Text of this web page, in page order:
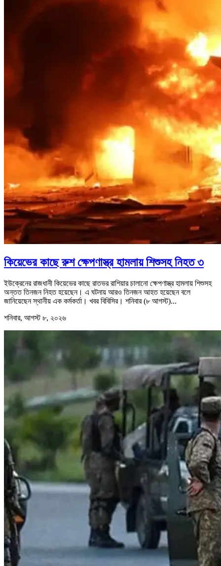
কিয়েভের কাছে রুশ ক্ষেপণাস্ত্র হামলায় শিশুসহ নিহত ৩
ইউক্রেনের রাজধানী কিয়েভের কাছে রাতভর রাশিয়ার চালানো ক্ষেপণাস্ত্র হামলায় শিশুসহ
অন্তত তিনজন নিহত হয়েছেন। এ ঘটনায় আরও তিনজন আহত হয়েছেন বলে
জানিয়েছেন স্থানীয় এক কর্মকর্তা। খবর বিবিসির। শনিবার (৮ আগস্ট)...
শনিবার, আগস্ট ৮, ২০২৬